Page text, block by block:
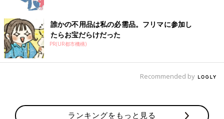
meeta うるるジェル 100ml／ベビーライフ研究所
セックスはもちろん、シリンジ法を行う際にも役立つ腟用の潤滑
ノンアルコールで肌にもやさしい処方。
誰かの不用品は私の必需品。フリマに参加し
たらお宝だらけだった
PR(UR都市機構)
Recommended by
ランキングをもっと見る